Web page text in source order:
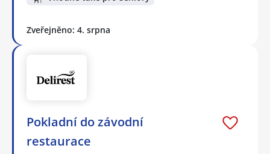
Zveřejněno: 4. srpna
Pokladní do závodní
restaurace